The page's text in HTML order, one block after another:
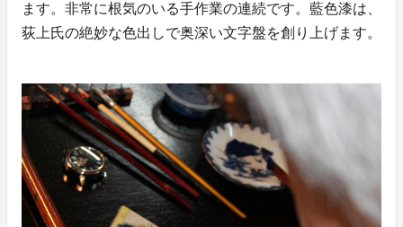
ます。非常に根気のいる手作業の連続です。藍色漆は、
荻上氏の絶妙な色出しで奥深い文字盤を創り上げます。